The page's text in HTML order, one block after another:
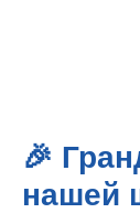
🎉
нашей